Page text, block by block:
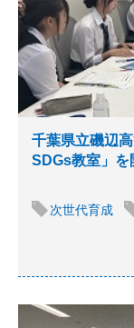
千葉県立磯辺
SDGs教室」を
次世代育成